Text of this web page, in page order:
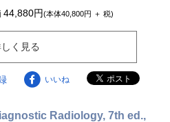
44,880円(本体40,800円 ＋ 税)
く見る
いいね
Radiology, 7th ed.,